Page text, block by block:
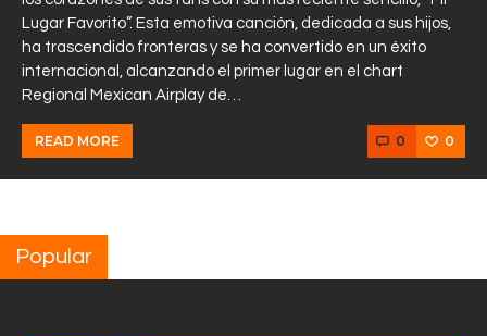
Lugar Favorito”. Esta emotiva canción, dedicada a sus hijos,
ha trascendido fronteras y se ha convertido en un éxito
internacional, alcanzando el primer lugar en el chart
Regional Mexican Airplay de…
READ MORE 0 0
Popular